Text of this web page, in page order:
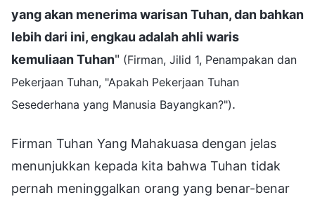
yang akan menerima warisan Tuhan, dan bahkan
lebih dari ini, engkau adalah ahli waris
kemuliaan Tuhan" (Firman, Jilid 1, Penampakan dan
Pekerjaan Tuhan, "Apakah Pekerjaan Tuhan
Sesederhana yang Manusia Bayangkan?").
Firman Tuhan Yang Mahakuasa dengan jelas
menunjukkan kepada kita bahwa Tuhan tidak
pernah meninggalkan orang yang benar-benar